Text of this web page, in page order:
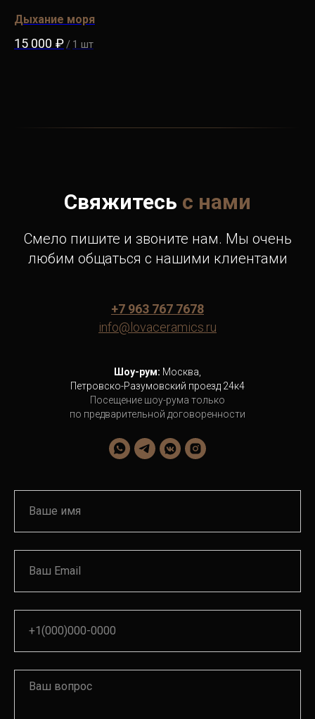
Дыхание моря
15 000 ₽/ 1 шт
Свяжитесь с нами
Смело пишите и звоните нам. Мы очень
любим общаться с нашими клиентами
+7 963 767 7678
info@lovaceramics.ru
Шоу-рум: Москва,
Петровско-Разумовский проезд 24к4
Посещение шоу-рума только
по предварительной договоренности